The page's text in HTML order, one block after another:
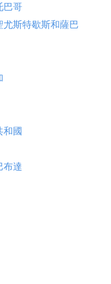
哥
斯特歇斯和薩巴
國
達